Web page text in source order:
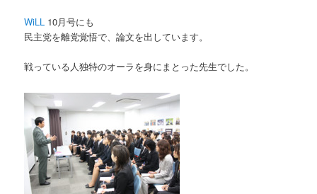
WiLL 10月号にも
民主党を離党覚悟で、論文を出しています。
戦っている人独特のオーラを身にまとった先生でした。